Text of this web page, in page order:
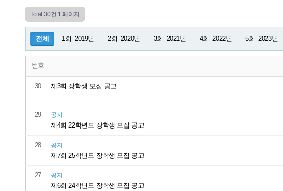
Total 30건 1 페이지
전체 1회_2019년 2회_2020년 3회_2021년 4회_2022년 5회_2023년
번호
30 제3회 장학생 모집 공고
29 공지
제4회 22학년도 장학생 모집 공고
28 공지
제7회 25학년도 장학생 모집 공고
27 공지
제6회 24학년도 장학생 모집 공고